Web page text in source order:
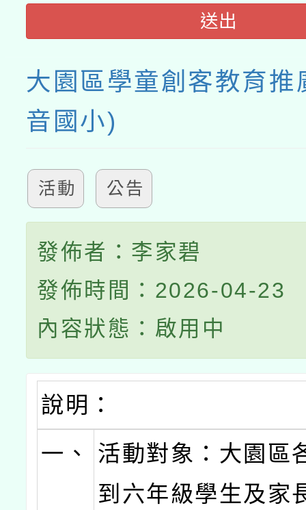
送出
大園區學童創客教育推
音國小)
活動 公告
發佈者：李家碧
發佈時間：2026-04-23
內容狀態：啟用中
說明：
一、
活動對象：大園區
到六年級學生及家